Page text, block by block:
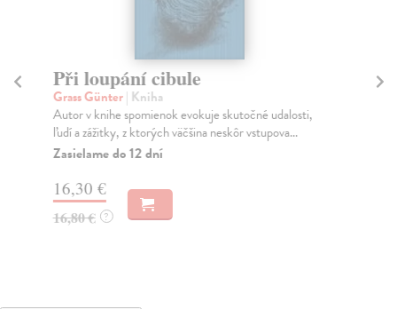
Při loupání cibule
Grass Günter| Kniha
Autor v knihe spomienok evokuje skutočné udalosti,
ľudí a zážitky, z ktorých väčšina neskôr vstupova...
Zasielame do 12 dní
16,30 €
16,80 € ?